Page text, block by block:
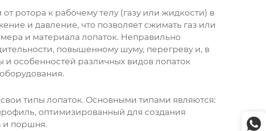
ротора к рабочему телу (газу или жидкости) в
и давление, что позволяет сжимать газ или
и материала лопаток. Неправильно
повышенному шуму, перегреву и, в
особенностей различных видов лопаток
типы лопаток. Основными типами являются:
оптимизированный для создания
и поршня.